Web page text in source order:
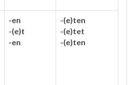
-en
-(e)t
-en
-(e)ten
-(e)tet
-(e)ten